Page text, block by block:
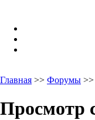
Главная >> Форумы >>
Просмотр